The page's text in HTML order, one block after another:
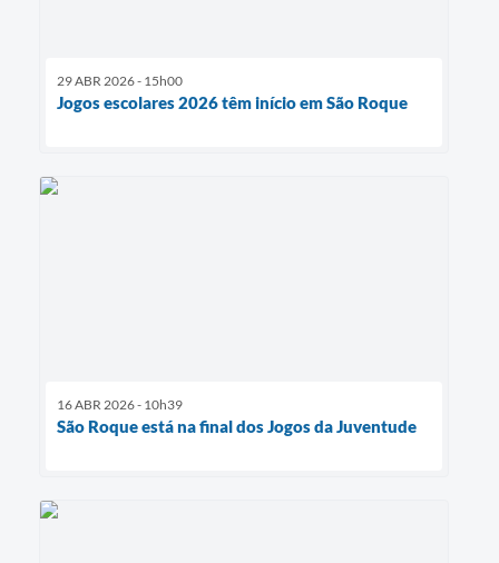
29 ABR 2026 - 15h00
Jogos escolares 2026 têm início em São Roque
16 ABR 2026 - 10h39
São Roque está na final dos Jogos da Juventude